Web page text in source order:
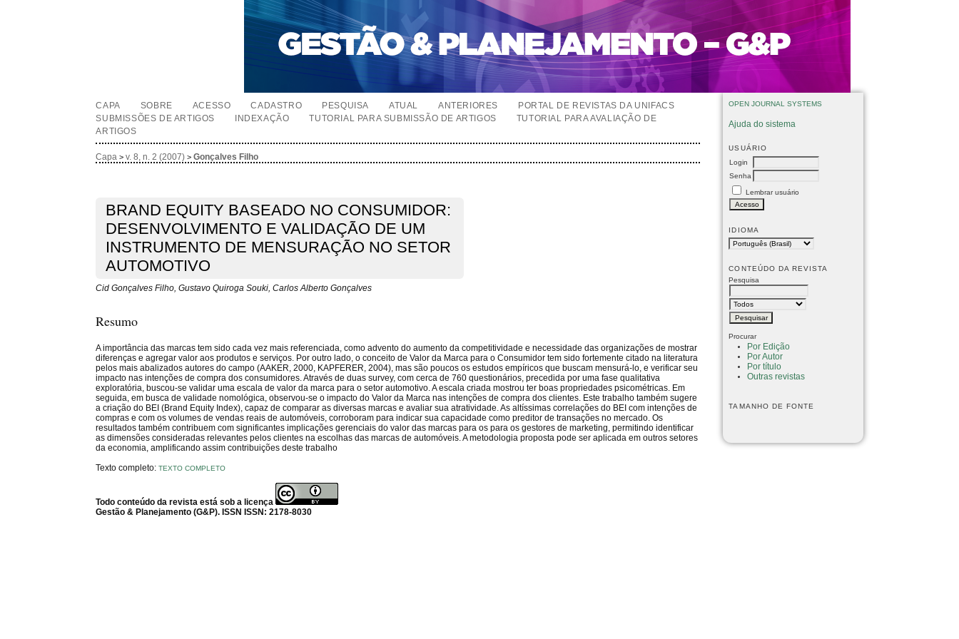
OPEN JOURNAL SYSTEMS
Ajuda do sistema
USUÁRIO
Login
Senha
Lembrar usuário
IDIOMA
CONTEÚDO DA REVISTA
Pesquisa
Procurar
Por Edição
Por Autor
Por título
Outras revistas
TAMANHO DE FONTE
CAPA SOBRE ACESSO CADASTRO PESQUISA ATUAL ANTERIORES
PORTAL DE REVISTAS DA UNIFACS
SUBMISSÕES DE ARTIGOS
INDEXAÇÃO TUTORIAL PARA SUBMISSÃO DE ARTIGOS
TUTORIAL PARA AVALIAÇÃO DE
ARTIGOS
Capa >v. 8, n. 2 (2007) >Gonçalves Filho
BRAND EQUITY BASEADO NO CONSUMIDOR:
DESENVOLVIMENTO E VALIDAÇÃO DE UM
INSTRUMENTO DE MENSURAÇÃO NO SETOR
AUTOMOTIVO
Cid Gonçalves Filho, Gustavo Quiroga Souki, Carlos Alberto Gonçalves
Resumo
A importância das marcas tem sido cada vez mais referenciada, como advento do aumento da competitividade e necessidade das organizações de mostrar
diferenças e agregar valor aos produtos e serviços. Por outro lado, o conceito de Valor da Marca para o Consumidor tem sido fortemente citado na literatura
pelos mais abalizados autores do campo (AAKER, 2000, KAPFERER, 2004), mas são poucos os estudos empíricos que buscam mensurá-lo, e verificar seu
impacto nas intenções de compra dos consumidores. Através de duas survey, com cerca de 760 questionários, precedida por uma fase qualitativa
exploratória, buscou-se validar uma escala de valor da marca para o setor automotivo. A escala criada mostrou ter boas propriedades psicométricas. Em
seguida, em busca de validade nomológica, observou-se o impacto do Valor da Marca nas intenções de compra dos clientes. Este trabalho também sugere
a criação do BEI (Brand Equity Index), capaz de comparar as diversas marcas e avaliar sua atratividade. As altíssimas correlações do BEI com intenções de
compras e com os volumes de vendas reais de automóveis, corroboram para indicar sua capacidade como preditor de transações no mercado. Os
resultados também contribuem com significantes implicações gerenciais do valor das marcas para os para os gestores de marketing, permitindo identificar
as dimensões consideradas relevantes pelos clientes na escolhas das marcas de automóveis. A metodologia proposta pode ser aplicada em outros setores
da economia, amplificando assim contribuições deste trabalho
Texto completo:TEXTO COMPLETO
Todo conteúdo da revista está sob a licença
Gestão & Planejamento (G&P). ISSN ISSN: 2178-8030